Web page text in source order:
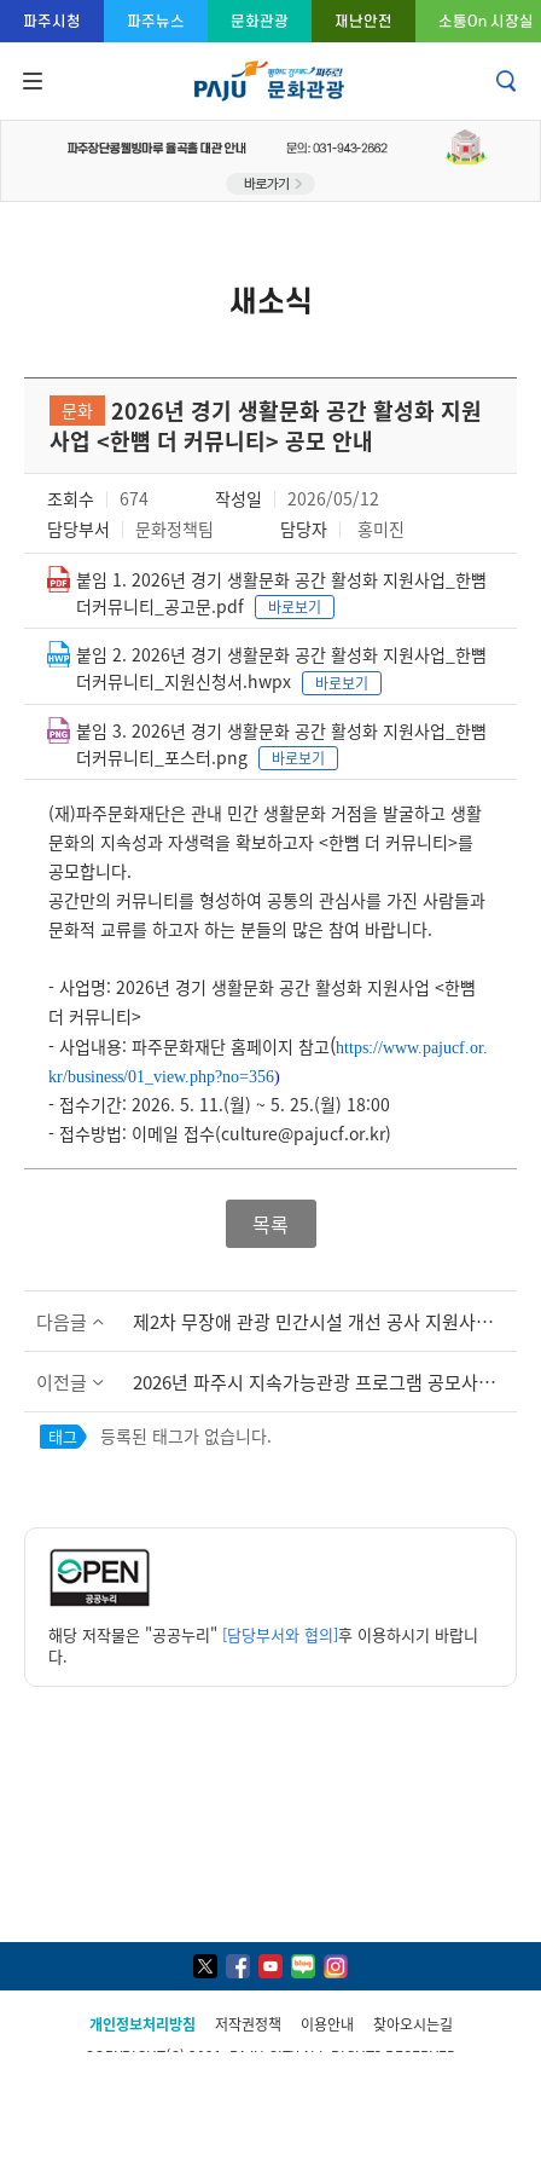
콘텐츠 바로가기
주메뉴 바로가기
푸터 바로가기
파주시청 파주뉴스 문화관광 재난안전 소통On 시장실
새소식
문화
2026년 경기 생활문화 공간 활성화 지원
사업 <한뼘 더 커뮤니티> 공모 안내
조회수 674 작성일
2026/05/12
담당부서
문화정책팀 담당자 홍미진
붙임 1. 2026년 경기 생활문화 공간 활성화 지원사업_한뼘
더커뮤니티_공고문.pdf
바로보기
붙임 2. 2026년 경기 생활문화 공간 활성화 지원사업_한뼘
더커뮤니티_지원신청서.hwpx
바로보기
붙임 3. 2026년 경기 생활문화 공간 활성화 지원사업_한뼘
더커뮤니티_포스터.png
바로보기
(재)파주문화재단은 관내 민간 생활문화 거점을 발굴하고 생활
문화의 지속성과 자생력을 확보하고자 <한뼘 더 커뮤니티>를
공모합니다.
공간만의 커뮤니티를 형성하여 공통의 관심사를 가진 사람들과
문화적 교류를 하고자 하는 분들의 많은 참여 바랍니다.
- 사업명: 2026년 경기 생활문화 공간 활성화 지원사업 <한뼘
더 커뮤니티>
- 사업내용: 파주문화재단 홈페이지 참고(https://www.pajucf.or.
kr/business/01_view.php?no=356)
- 접수기간: 2026. 5. 11.(월) ~ 5. 25.(월) 18:00
- 접수방법: 이메일 접수(culture@pajucf.or.kr)
목록
다음글 제2차 무장애 관광 민간시설 개선 공사 지원사업 공고
이전글 2026년 파주시 지속가능관광 프로그램 공모사업 선정 공고
태그 등록된 태그가 없습니다.
해당 저작물은 "공공누리" [담당부서와 협의]후 이용하시기 바랍니
다.
개인정보처리방침 저작권정책 이용안내
찾아오시는길
COPYRIGHT(C) 2021, PAJU CITY ALL RIGHTS RESERVED